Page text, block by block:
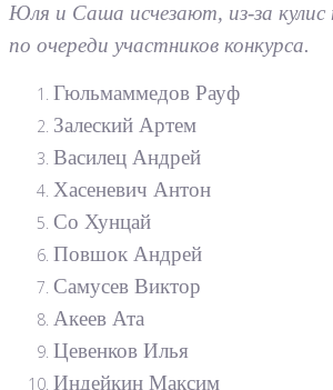
Юля и Саша исчезают, из-за
по очереди участников конкурса.
Гюльмаммедов Рауф
Залеский Артем
Василец Андрей
Хасеневич Антон
Со Хунцай
Повшок Андрей
Самусев Виктор
Акеев Ата
Цевенков Илья
Индейкин Максим